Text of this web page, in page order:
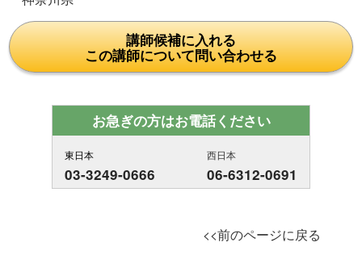
講師候補に入れる
この講師について問い合わせる
お急ぎの方はお電話ください
東日本
03-3249-0666
西日本
06-6312-0691
<<前のページに戻る